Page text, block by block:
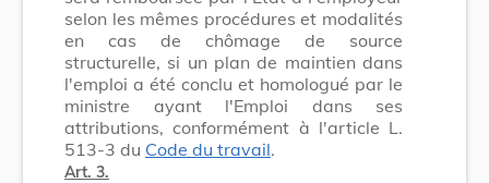
selon les mêmes procédures et modalités
en cas de chômage de source
structurelle, si un plan de maintien dans
l'emploi a été conclu et homologué par le
ministre ayant l'Emploi dans ses
attributions, conformément à l'article L.
513-3 du Code du travail.
Art. 3.